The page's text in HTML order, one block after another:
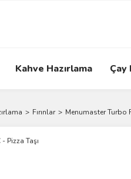
Kahve Hazırlama Çay
Fırınlar Menumaster Turbo